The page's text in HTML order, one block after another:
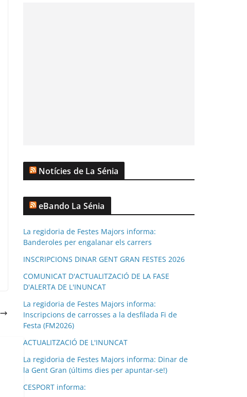
Notícies de La Sénia
eBando La Sénia
La regidoria de Festes Majors informa:
Banderoles per engalanar els carrers
INSCRIPCIONS DINAR GENT GRAN FESTES 2026
COMUNICAT D'ACTUALITZACIÓ DE LA FASE
D'ALERTA DE L'INUNCAT
La regidoria de Festes Majors informa:
Inscripcions de carrosses a la desfilada Fi de
Festa (FM2026)
ACTUALITZACIÓ DE L'INUNCAT
La regidoria de Festes Majors informa: Dinar de
la Gent Gran (últims dies per apuntar-se!)
CESPORT informa: